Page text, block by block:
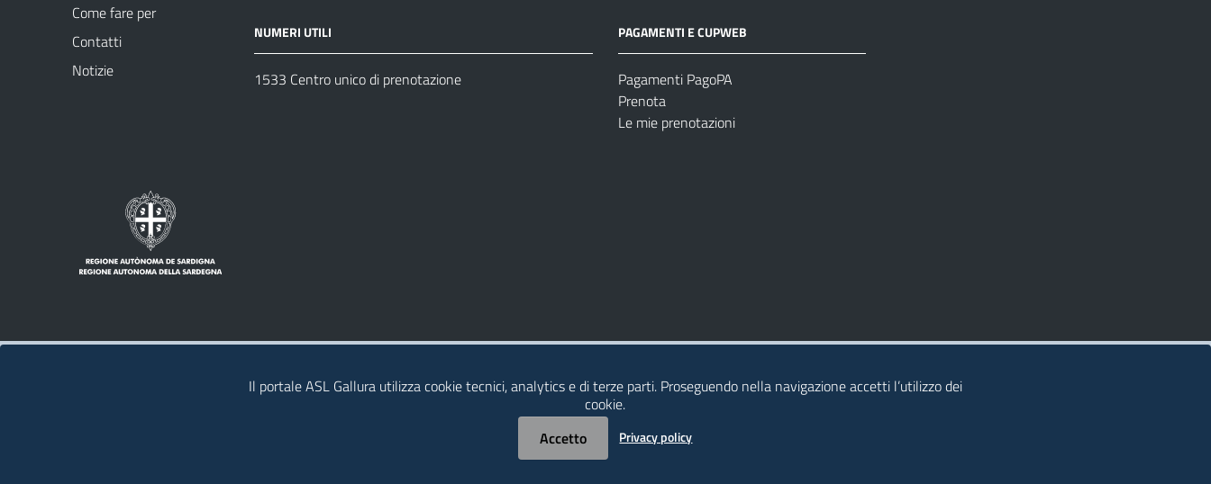
Come fare per
Contatti
Notizie
NUMERI UTILI
1533 Centro unico di prenotazione
PAGAMENTI E CUPWEB
Pagamenti PagoPA
Prenota
Le mie prenotazioni
Il portale ASL Gallura utilizza cookie tecnici, analytics e di terze parti. Proseguendo nella navigazione accetti l’utilizzo dei
cookie.
Accetto
Privacy policy